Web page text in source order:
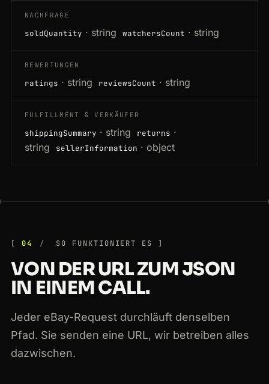
NACHFRAGE
soldQuantity · string watchersCount · string
BEWERTUNGEN
ratings · string reviewsCount · string
FULFILLMENT & VERKÄUFER
shippingSummary · string returns ·
string
sellerInformation · object
04 SO FUNKTIONIERT ES
VON DER URL ZUM JSON
IN EINEM CALL.
Jeder eBay-Request durchläuft denselben
Pfad. Sie senden eine URL, wir betreiben alles
dazwischen.